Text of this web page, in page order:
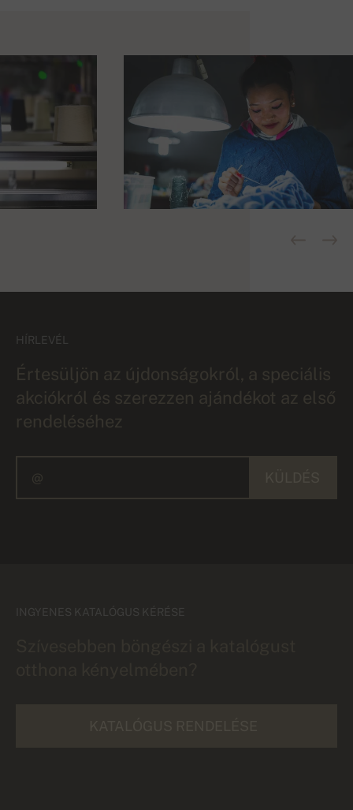
HÍRLEVÉL
Értesüljön az újdonságokról, a speciális
akciókról és szerezzen ajándékot az első
rendeléséhez
INGYENES KATALÓGUS KÉRÉSE